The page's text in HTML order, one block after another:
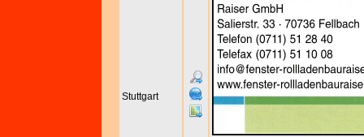
Stuttgart